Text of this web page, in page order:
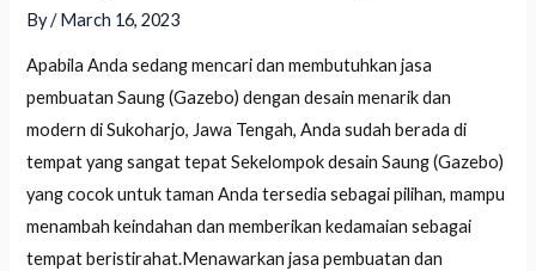
By/March 16, 2023
Apabila Anda sedang mencari dan membutuhkan jasa
pembuatan Saung (Gazebo) dengan desain menarik dan
modern di Sukoharjo, Jawa Tengah, Anda sudah berada di
tempat yang sangat tepat Sekelompok desain Saung (Gazebo)
yang cocok untuk taman Anda tersedia sebagai pilihan, mampu
menambah keindahan dan memberikan kedamaian sebagai
tempat beristirahat.Menawarkan jasa pembuatan dan